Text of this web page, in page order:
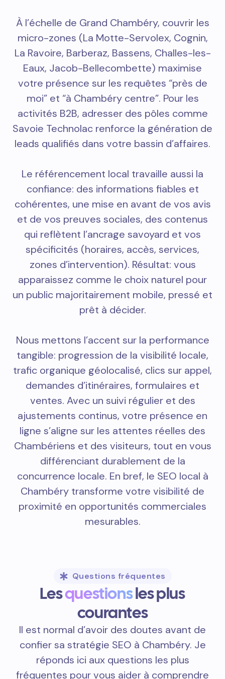
À l’échelle de Grand Chambéry, couvrir les
micro-zones (La Motte-Servolex, Cognin,
La Ravoire, Barberaz, Bassens, Challes-les-
Eaux, Jacob-Bellecombette) maximise
votre présence sur les requêtes “près de
moi” et “à Chambéry centre”. Pour les
activités B2B, adresser des pôles comme
Savoie Technolac renforce la génération de
leads qualifiés dans votre bassin d’affaires.
Le référencement local travaille aussi la
confiance: des informations fiables et
cohérentes, une mise en avant de vos avis
et de vos preuves sociales, des contenus
qui reflètent l’ancrage savoyard et vos
spécificités (horaires, accès, services,
zones d’intervention). Résultat: vous
apparaissez comme le choix naturel pour
un public majoritairement mobile, pressé et
prêt à décider.
Nous mettons l’accent sur la performance
tangible: progression de la visibilité locale,
trafic organique géolocalisé, clics sur appel,
demandes d’itinéraires, formulaires et
ventes. Avec un suivi régulier et des
ajustements continus, votre présence en
ligne s’aligne sur les attentes réelles des
Chambériens et des visiteurs, tout en vous
différenciant durablement de la
concurrence locale. En bref, le SEO local à
Chambéry transforme votre visibilité de
proximité en opportunités commerciales
mesurables.
Questions fréquentes
Lesquestionsles plus
courantes
Il est normal d’avoir des doutes avant de
confier sa stratégie SEO à Chambéry. Je
réponds ici aux questions les plus
fréquentes pour vous aider à comprendre